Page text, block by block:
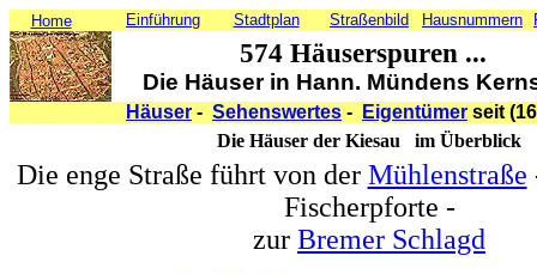
Home Einführung Stadtplan Straßenbild Hausnummern
574 Häuserspuren ...
Die Häuser in Hann. Mündens
Häuser - Sehenswertes - Eigentümer seit
Die Häuser der Kiesau im Überblick
Die enge Straße führt von der Mühlenstraße
Fischerpforte -
zur Bremer Schlagd